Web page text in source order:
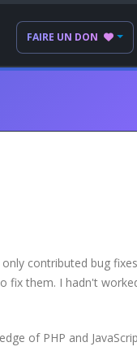
FAIRE UN DON
contributed bug
fix them. I hadn't
of PHP and